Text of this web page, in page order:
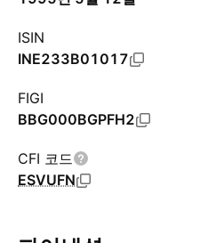
ISIN
INE233B01017
FIGI
BBG000BGPFH2
CFI 코드
ESVUFN